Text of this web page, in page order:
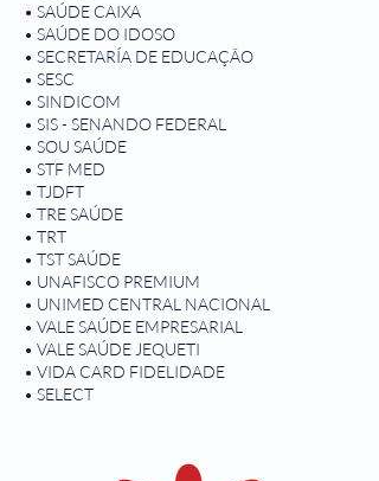
• SAÚDE CAIXA
• SAÚDE DO IDOSO
• SECRETARÍA DE EDUCAÇÃO
• SESC
• SINDICOM
• SIS - SENANDO FEDERAL
• SOU SAÚDE
• STF MED
• TJDFT
• TRE SAÚDE
• TRT
• TST SAÚDE
• UNAFISCO PREMIUM
• UNIMED CENTRAL NACIONAL
• VALE SAÚDE EMPRESARIAL
• VALE SAÚDE JEQUETI
• VIDA CARD FIDELIDADE
​• SELECT